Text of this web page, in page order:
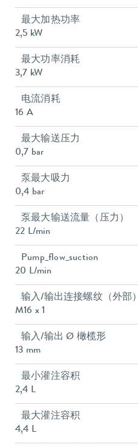
最大加热功率
2,5 kW
最大功率消耗
3,7 kW
电流消耗
16 A
最大输送压力
0,7 bar
泵最大吸力
0,4 bar
泵最大输送流量（压力）
22 L/min
Pump_flow_suction
20 L/min
输入/输出连接螺纹（外部）
M16 x 1
输入/输出 Ø 橄榄形
13 mm
最小灌注容积
2,4 L
最大灌注容积
4,4 L